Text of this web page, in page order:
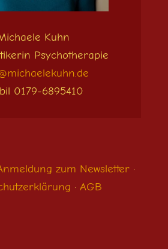
Kuhn
Psychotherapie
0179-6895410
zum Newsletter ·
·AGB